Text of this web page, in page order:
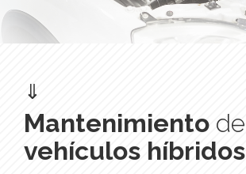
⇓
Mantenimiento de
vehículos híbridos